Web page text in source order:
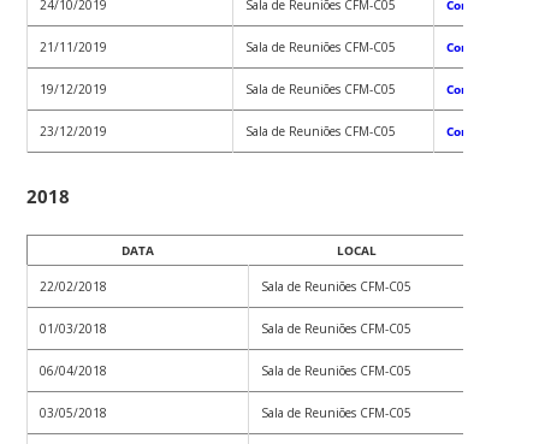
24/10/2019 Sala de Reuniões CFM-C05 Convocação
21/11/2019 Sala de Reuniões CFM-C05 Convocação
19/12/2019 Sala de Reuniões CFM-C05 Convocação
23/12/2019 Sala de Reuniões CFM-C05 Convocação
2018
DATA LOCAL
22/02/2018 Sala de Reuniões CFM-C05
01/03/2018 Sala de Reuniões CFM-C05
06/04/2018 Sala de Reuniões CFM-C05
03/05/2018 Sala de Reuniões CFM-C05